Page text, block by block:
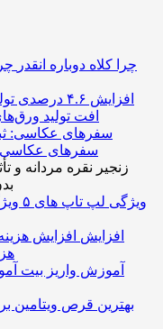
چرا کلاه دوباره انقدر
افت تولید
سفرهای عکاسی:
زنجیر نقره مردانه و
۵ ویژگی لپ تاپ های
افزایش
آموزش واریز بیت